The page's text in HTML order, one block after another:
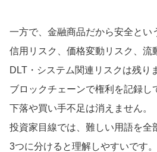
一方で、金融商品だから安全とい
信用リスク、価格変動リスク、流
DLT・システム関連リスクは残り
ブロックチェーンで権利を記録し
下落や買い手不足は消えません。
投資家目線では、難しい用語を全
3つに分けると理解しやすいです。